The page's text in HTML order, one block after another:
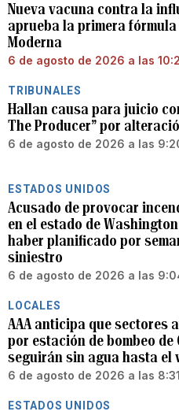
Nueva vacuna contra la
aprueba la primera fórmula
Moderna
6 de agosto de 2026 a las
TRIBUNALES
Hallan causa para juicio
The Producer” por
6 de agosto de 2026 a las
ESTADOS UNIDOS
Acusado de provocar
en el estado de
haber planificado por
siniestro
6 de agosto de 2026 a las
LOCALES
AAA anticipa que sectores
por estación de bombeo de
seguirán sin agua hasta el
6 de agosto de 2026 a las
ESTADOS UNIDOS